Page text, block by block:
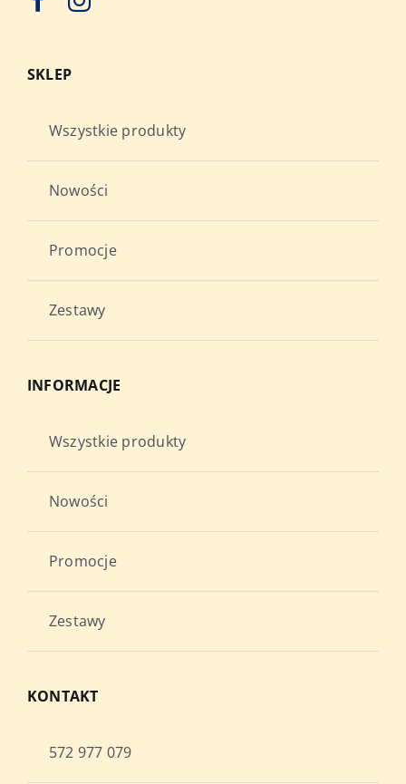
SKLEP
Wszystkie produkty
Nowości
Promocje
Zestawy
INFORMACJE
Wszystkie produkty
Nowości
Promocje
Zestawy
KONTAKT
572 977 079